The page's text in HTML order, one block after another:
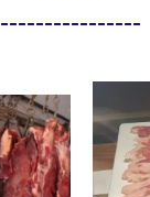
----------------